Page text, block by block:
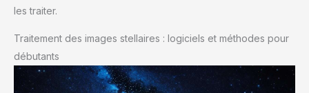
les traiter.
Traitement des images stellaires : logiciels et méthodes pour
débutants